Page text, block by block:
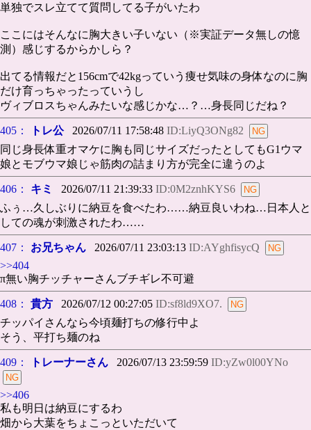
単独でスレ立てて質問してる子がいたわ
ここにはそんなに胸大きい子いない（※実証データ無しの憶
測）感じするからかしら？
出てる情報だと156cmで42kgっていう痩せ気味の身体なのに胸
だけ育っちゃったっていうし
ヴィブロスちゃんみたいな感じかな…？…身長同じだね？
405： トレ公2026/07/11 17:58:48 ID:LiyQ3ONg82
同じ身長体重オマケに胸も同じサイズだったとしてもG1ウマ
娘とモブウマ娘じゃ筋肉の詰まり方が完全に違うのよ
406： キミ 2026/07/11 21:39:33 ID:0M2znhKYS6
ふぅ…久しぶりに納豆を食べたわ……納豆良いわね…日本人と
しての魂が刺激されたわ……
407： お兄ちゃん 2026/07/11 23:03:13 ID:AYghfisycQ
>>404
π無い胸チッチャーさんブチギレ不可避
408： 貴方 2026/07/12 00:27:05 ID:sf8ld9XO7.
チッパイさんなら今頃麺打ちの修行中よ
そう、平打ち麺のね
409： トレーナーさん 2026/07/13 23:59:59 ID:yZw0l00YNo
>>406
私も明日は納豆にするわ
畑から大葉をちょこっといただいて